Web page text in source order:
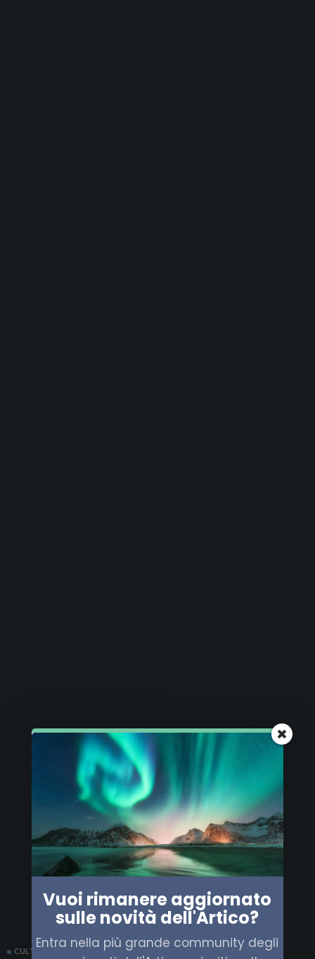
CULTURA
Vuoi rimanere aggiornato
sulle novità dell'Artico?
Entra nella più grande community degli